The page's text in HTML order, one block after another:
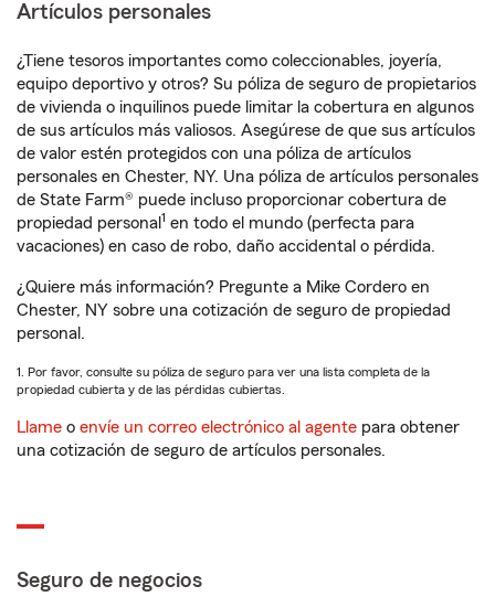
Artículos personales
¿Tiene tesoros importantes como coleccionables, joyería,
equipo deportivo y otros? Su póliza de seguro de propietarios
de vivienda o inquilinos puede limitar la cobertura en algunos
de sus artículos más valiosos. Asegúrese de que sus artículos
de valor estén protegidos con una póliza de artículos
personales en Chester, NY. Una póliza de artículos personales
de State Farm® puede incluso proporcionar cobertura de
propiedad personal 1 en todo el mundo (perfecta para
vacaciones) en caso de robo, daño accidental o pérdida.
¿Quiere más información? Pregunte a Mike Cordero en
Chester, NY sobre una cotización de seguro de propiedad
personal.
1. Por favor, consulte su póliza de seguro para ver una lista completa de la
propiedad cubierta y de las pérdidas cubiertas.
Llame o envíe un correo electrónico al agente para obtener
una cotización de seguro de artículos personales.
Seguro de negocios